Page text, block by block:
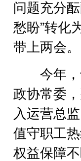
问题充分
愁盼”转化
带上两会。
今年，
政协常委
入运营总
值守职工
权益保障